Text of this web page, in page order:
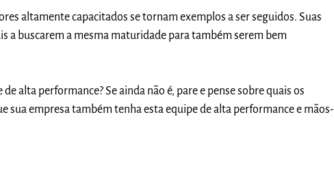
altamente capacitados se tornam exemplos a ser seguidos. Suas
a buscarem a mesma maturidade para também serem bem
de alta performance? Se ainda não é, pare e pense sobre quais os
sua empresa também tenha esta equipe de alta performance e mãos-